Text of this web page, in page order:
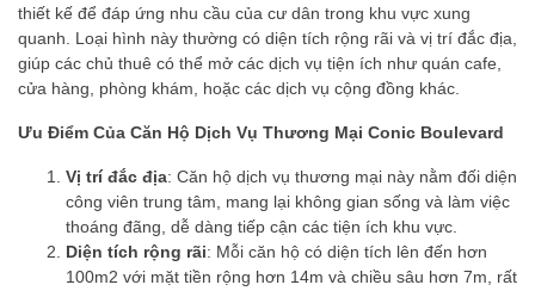
thiết kế để đáp ứng nhu cầu của cư dân trong khu vực xung
quanh. Loại hình này thường có diện tích rộng rãi và vị trí đắc địa,
giúp các chủ thuê có thể mở các dịch vụ tiện ích như quán cafe,
cửa hàng, phòng khám, hoặc các dịch vụ cộng đồng khác.
Ưu Điểm Của Căn Hộ Dịch Vụ Thương Mại Conic Boulevard
Vị trí đắc địa: Căn hộ dịch vụ thương mại này nằm đối diện
công viên trung tâm, mang lại không gian sống và làm việc
thoáng đãng, dễ dàng tiếp cận các tiện ích khu vực.
Diện tích rộng rãi: Mỗi căn hộ có diện tích lên đến hơn
100m2 với mặt tiền rộng hơn 14m và chiều sâu hơn 7m, rất